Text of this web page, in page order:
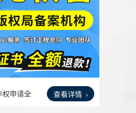
查看详情
权申请全